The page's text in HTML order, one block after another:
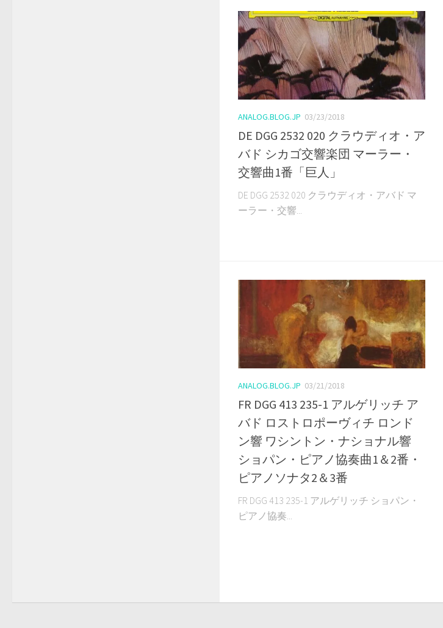
ANALOG.BLOG.JP 03/23/2018
DE DGG 2532 020 クラウディオ・ア
バド シカゴ交響楽団 マーラー・
交響曲1番「巨人」
DE DGG 2532 020 クラウディオ・アバド マ
ーラー・交響...
ANALOG.BLOG.JP 03/21/2018
FR DGG 413 235-1 アルゲリッチ ア
バド ロストロポーヴィチ ロンド
ン響 ワシントン・ナショナル響
ショパン・ピアノ協奏曲1＆2番・
ピアノソナタ2＆3番
FR DGG 413 235-1 アルゲリッチ ショパン・
ピアノ協奏...